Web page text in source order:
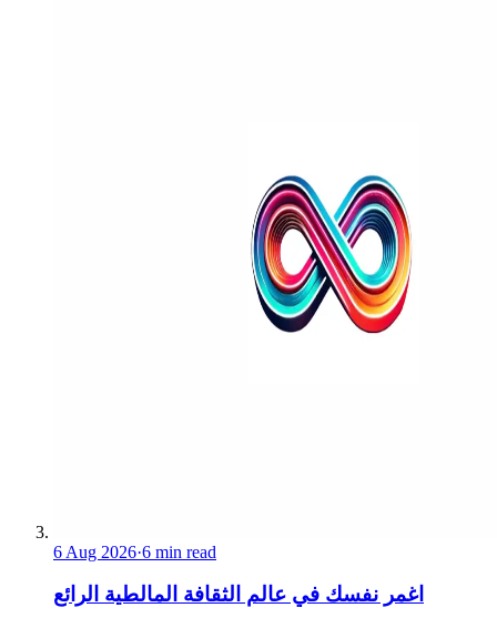
6 Aug 2026·6 min read
اغمر نفسك في عالم الثقافة المالطية الرائع